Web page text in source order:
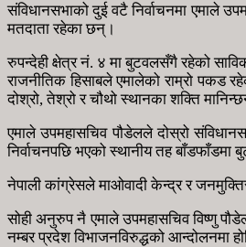
संविधानसभाको दुई वटै निर्वाचनमा एमाले
मतदाता रहेका छन्।
रुपन्देही क्षेत्र नं. ४ मा बुटवलसँगै रहेको
राजनीतिक हिसाबले एमालेको राम्रो पकड
दोश्रो, तेश्रो र चौथो स्थानका शक्ति
एमाले उपमहासचिव पौडेलले दोस्रो
निर्वाचनपछि भएको स्थानीय तह
नेपाली कांग्रेसले माओवादी केन्द्र र
सोही अनुरुप नै एमाले उपमहासचिव विष्णु
नम्बर प्रदेश विभाजनविरुद्धको आन्दोलनमा